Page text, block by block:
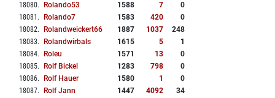
18080. Rolando53 1588 7
0
18081 . Rolando7 1583 420
0
18082. Rolandweickert66 1887 1037
248
18083. Rolandwirbals 1615 5
1
18084. Roleu 1571 13
0
18085. Rolf Bickel 1283 798
0
18086. Rolf Hauer 1580 1
0
18087. Rolf Jann 1447 4092
34